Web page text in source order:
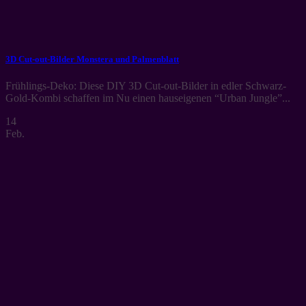
3D Cut-out-Bilder Monstera und Palmenblatt
Frühlings-Deko: Diese DIY 3D Cut-out-Bilder in edler Schwarz-
Gold-Kombi schaffen im Nu einen hauseigenen “Urban Jungle”...
14
Feb.